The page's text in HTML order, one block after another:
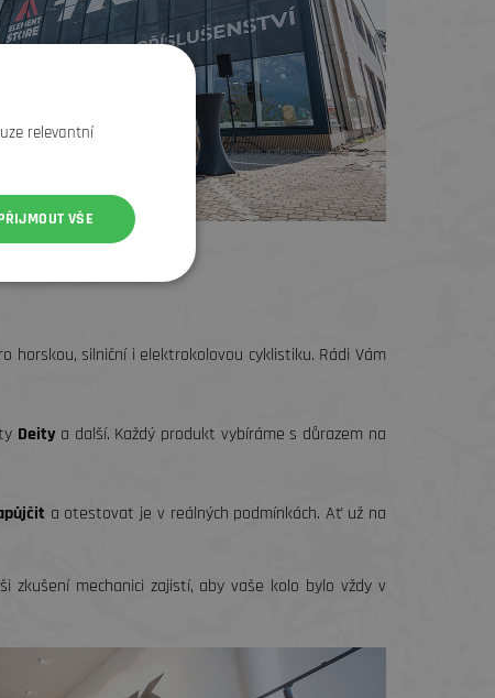
horskou, silniční i elektrokolovou cyklistiku. Rádi Vám
Deity a další. Každý produkt vybíráme s důrazem na
a otestovat je v reálných podmínkách. Ať už na
zkušení mechanici zajistí, aby vaše kolo bylo vždy v
relevantní
VŠE